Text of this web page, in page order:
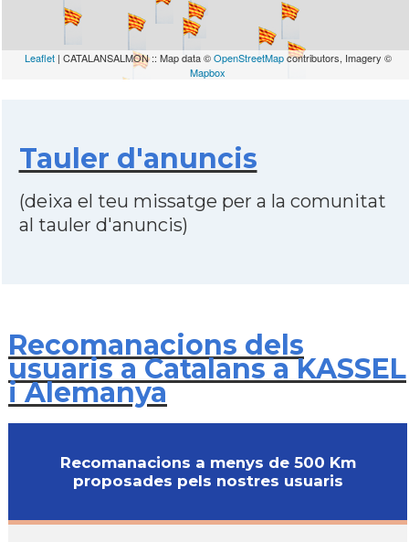
Leaflet| CATALANSALMON :: Map data ©OpenStreetMapcontributors, Imagery ©
Mapbox
Tauler d'anuncis
(deixa el teu missatge per a la comunitat
al tauler d'anuncis)
Recomanacions dels
usuaris a Catalans a KASSEL
i Alemanya
Recomanacions a menys de 500 Km
proposades pels nostres usuaris